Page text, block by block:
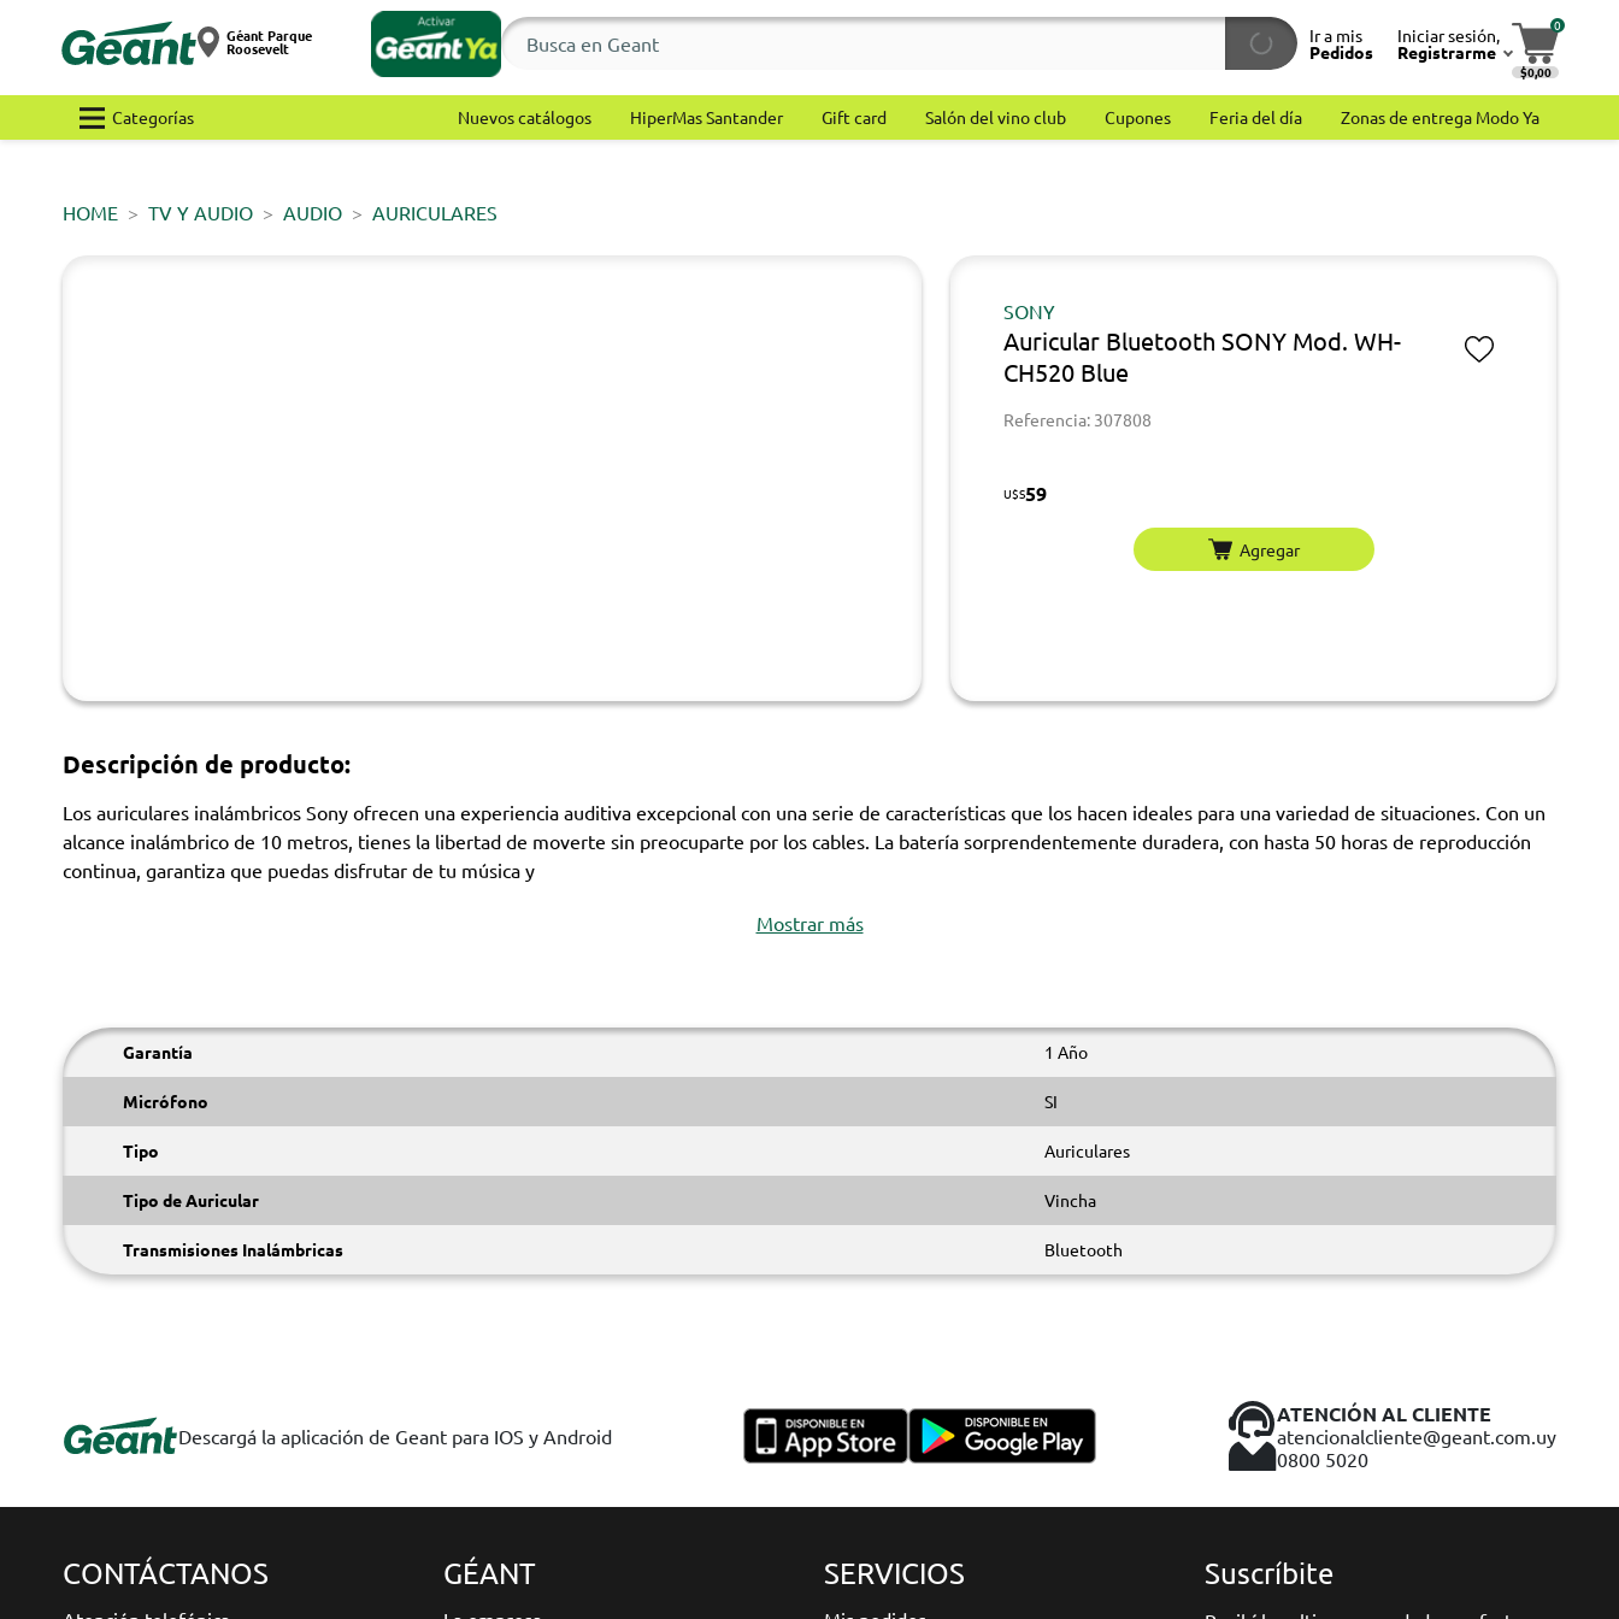
Géant Parque
Roosevelt
Ir a mis
Pedidos
Iniciar sesión,
Registrarme
0
$0,00
Categorías Nuevos catálogos HiperMas Santander Gift card Salón del vino club Cupones Feria del día Zonas de entrega Modo Ya
HOME TV Y AUDIO AUDIO AURICULARES
SONY
Auricular Bluetooth SONY Mod. WH-
CH520 Blue
Referencia: 307808
U$S59
Agregar
Descripción de producto:
Los auriculares inalámbricos Sony ofrecen una experiencia auditiva excepcional con una serie de características que los hacen ideales para una variedad de situaciones. Con un
alcance inalámbrico de 10 metros, tienes la libertad de moverte sin preocuparte por los cables. La batería sorprendentemente duradera, con hasta 50 horas de reproducción
continua, garantiza que puedas disfrutar de tu música y
Mostrar más
Garantía 1 Año
Micrófono SI
Tipo Auriculares
Tipo de Auricular Vincha
Transmisiones Inalámbricas Bluetooth
Descargá la aplicación de Geant para IOS y Android
ATENCIÓN AL CLIENTE
atencionalcliente@geant.com.uy
0800 5020
CONTÁCTANOS GÉANT SERVICIOS Suscríbite